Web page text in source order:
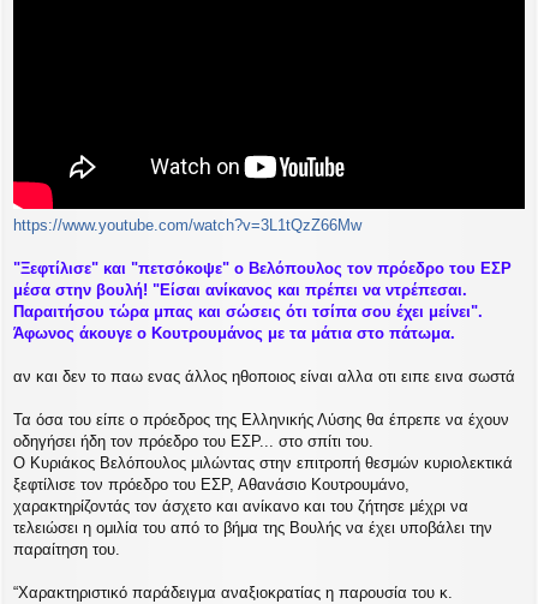
https://www.youtube.com/watch?v=3L1tQzZ66Mw
"Ξεφτίλισε" και "πετσόκοψε" ο Βελόπουλος τον πρόεδρο του ΕΣΡ
μέσα στην βουλή! "Είσαι ανίκανος και πρέπει να ντρέπεσαι.
Παραιτήσου τώρα μπας και σώσεις ότι τσίπα σου έχει μείνει".
Άφωνος άκουγε ο Κουτρουμάνος με τα μάτια στο πάτωμα.
αν και δεν το παω ενας άλλος ηθοποιος είναι αλλα οτι ειπε εινα σωστά
Τα όσα του είπε ο πρόεδρος της Ελληνικής Λύσης θα έπρεπε να έχουν
οδηγήσει ήδη τον πρόεδρο του ΕΣΡ... στο σπίτι του.
Ο Κυριάκος Βελόπουλος μιλώντας στην επιτροπή θεσμών κυριολεκτικά
ξεφτίλισε τον πρόεδρο του ΕΣΡ, Αθανάσιο Κουτρουμάνο,
χαρακτηρίζοντάς τον άσχετο και ανίκανο και του ζήτησε μέχρι να
τελειώσει η ομιλία του από το βήμα της Βουλής να έχει υποβάλει την
παραίτηση του.
“Χαρακτηριστικό παράδειγμα αναξιοκρατίας η παρουσία του κ.